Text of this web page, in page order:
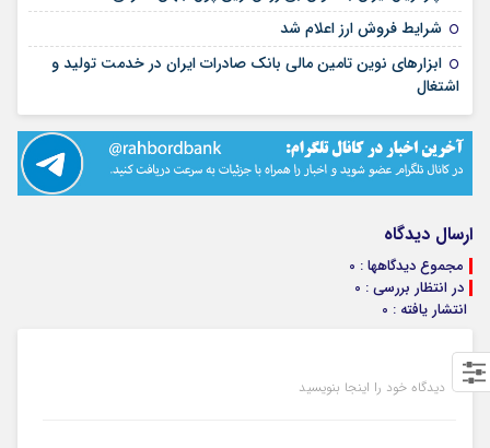
شرایط فروش ارز اعلام شد
ابزارهای نوین تامین مالی بانک صادرات ایران در خدمت تولید و
اشتغال
ارسال دیدگاه
مجموع دیدگاهها : 0
در انتظار بررسی : 0
انتشار یافته : 0
دیدگاه خود را اینجا بنویسید